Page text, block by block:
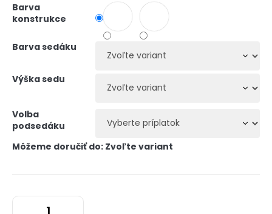
Barva
konstrukce
Barva sedáku
Výška sedu
Volba
podsedáku
Môžeme doručiť do: Zvoľte variant